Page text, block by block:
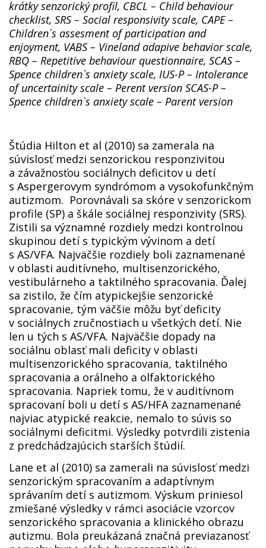
krátky senzorický profil, CBCL – Child behaviour
checklist, SRS – Social responsivity scale, CAPE –
Children`s assesment of participation and
enjoyment, VABS – Vineland adapive behavior scale,
RBQ – Repetitive behaviour questionnaire, SCAS –
Spence children`s anxiety scale, IUS-P – Intolerance
of uncertainity scale – Perent version SCAS-P –
Spence children`s anxiety scale – Parent version
Štúdia Hilton et al (2010) sa zamerala na
súvislosť medzi senzorickou responzivitou
a závažnosťou sociálnych deficitov u detí
s Aspergerovym syndrómom a vysokofunkčným
autizmom. Porovnávali sa skóre v senzorickom
profile (SP) a škále sociálnej responzivity (SRS).
Zistili sa významné rozdiely medzi kontrolnou
skupinou detí s typickým vývinom a detí
s AS/VFA. Najväčšie rozdiely boli zaznamenané
v oblasti auditívneho, multisenzorického,
vestibulárneho a taktilného spracovania. Ďalej
sa zistilo, že čím atypickejšie senzorické
spracovanie, tým väčšie môžu byť deficity
v sociálnych zručnostiach u všetkých detí. Nie
len u tých s AS/VFA. Najväčšie dopady na
sociálnu oblasť mali deficity v oblasti
multisenzorického spracovania, taktilného
spracovania a orálneho a olfaktorického
spracovania. Napriek tomu, že v auditívnom
spracovaní boli u detí s AS/HFA zaznamenané
najviac atypické reakcie, nemalo to súvis so
sociálnymi deficitmi. Výsledky potvrdili zistenia
z predchádzajúcich starších štúdií.
Lane et al (2010) sa zamerali na súvislosť medzi
senzorickým spracovaním a adaptívnym
správaním detí s autizmom. Výskum priniesol
zmiešané výsledky v rámci asociácie vzorcov
senzorického spracovania a klinického obrazu
autizmu. Bola preukázaná značná previazanosť